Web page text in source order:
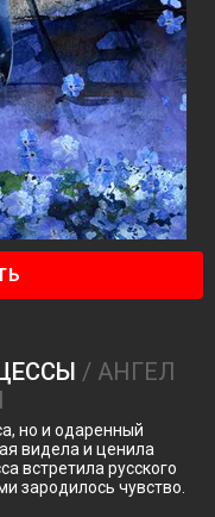
/ АНГЕЛ
но и одаренный
видела и ценила
встретила русского
зародилось чувство.